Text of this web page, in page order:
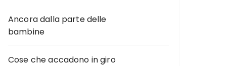
Ancora dalla parte delle
bambine
Cose che accadono in giro